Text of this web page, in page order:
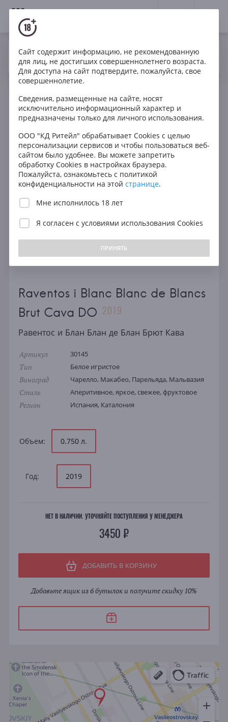
18+
Ваш город Москва ? Да
Вино Белое Игристое
Испания
Raventos i Blanc Blanc de Blancs Brut Cava DO
Raventos i Blanc Blanc de Blancs
Brut Cava DO 2019
Равентос и Блан Блан де Блан Брют Кава
Артикул 30145
Тип Белое игристое
Виноград Чарелло, Макабео, Парельяда, Мальвазия
Стиль Аперитивное, яркое, свежее, фруктовое
Регион Испания, Каталония
Объем: 0.750 л.
Год: 2019
НЕТ В НАЛИЧИИ. УТОЧНЯЙТЕ ПОСТУПЛЕНИЯ У МЕНЕДЖЕРА
3450 ₽
ДОБАВИТЬ В КОРЗИНУ
Добавьте ящик из 6 бутылок и получите скидку 10%
Сайт содержит информацию, не рекомендованную
для лиц, не достигших совершеннолетнего возраста.
Для доступа на сайт подтвердите, пожалуйста, свое
совершеннолетие.
Сведения, размещенные на сайте, носят
исключительно информационный характер и
предназначены только для личного использования.
ООО "КД Ритейл" обрабатывает Cookies с целью
персонализации сервисов и чтобы пользоваться веб-
сайтом было удобнее. Вы можете запретить
обработку Cookies в настройках браузера.
Пожалуйста, ознакомьтесь с политикой
конфиденциальности на этой странице.
Мне исполнилось 18 лет
Я согласен с условиями использования Cookies
ПРИНЯТЬ